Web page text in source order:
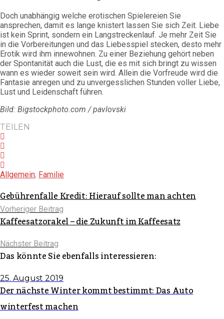
Doch unabhängig welche erotischen Spielereien Sie
ansprechen, damit es lange knistert lassen Sie sich Zeit. Liebe
ist kein Sprint, sondern ein Langstreckenlauf. Je mehr Zeit Sie
in die Vorbereitungen und das Liebesspiel stecken, desto mehr
Erotik wird ihm innewohnen. Zu einer Beziehung gehört neben
der Spontanität auch die Lust, die es mit sich bringt zu wissen
wann es wieder soweit sein wird. Allein die Vorfreude wird die
Fantasie anregen und zu unvergesslichen Stunden voller Liebe,
Lust und Leidenschaft führen.
Bild: Bigstockphoto.com / pavlovski
TEILEN
Allgemein, Familie
Gebührenfalle Kredit: Hierauf sollte man achten
Vorheriger Beitrag
Kaffeesatzorakel – die Zukunft im Kaffeesatz
Nächster Beitrag
Das könnte Sie ebenfalls interessieren:
25. August 2019
Der nächste Winter kommt bestimmt: Das Auto
winterfest machen